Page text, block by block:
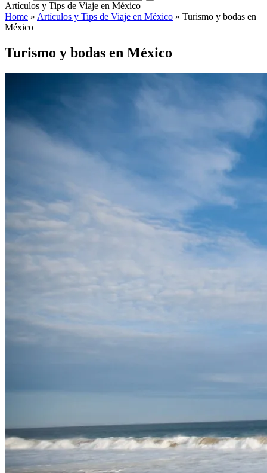
Artículos y Tips de Viaje en México
Home » Artículos y Tips de Viaje en México » Turismo y bodas en
México
Turismo y bodas en México